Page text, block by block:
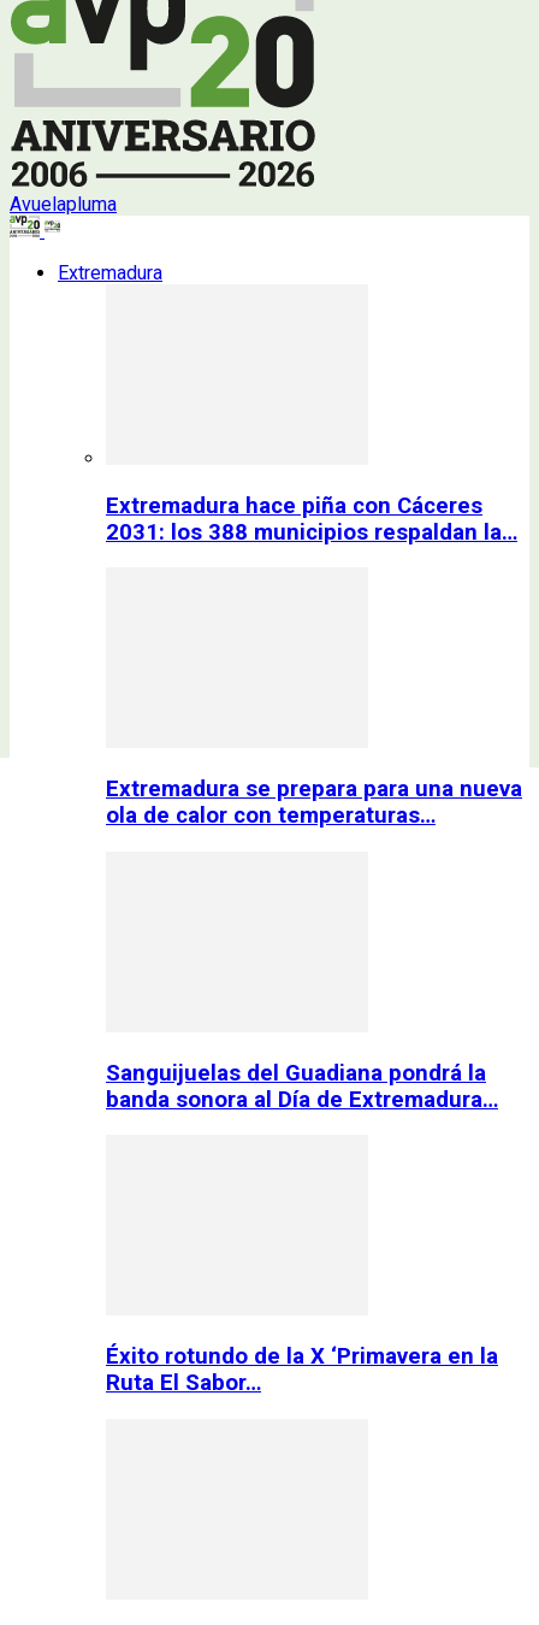
Avuelapluma
Extremadura
Extremadura hace piña con Cáceres
2031: los 388 municipios respaldan la…
Extremadura se prepara para una nueva
ola de calor con temperaturas…
Sanguijuelas del Guadiana pondrá la
banda sonora al Día de Extremadura…
Éxito rotundo de la X ‘Primavera en la
Ruta El Sabor…